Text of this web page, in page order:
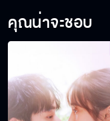
คุณน่าจะชอบ